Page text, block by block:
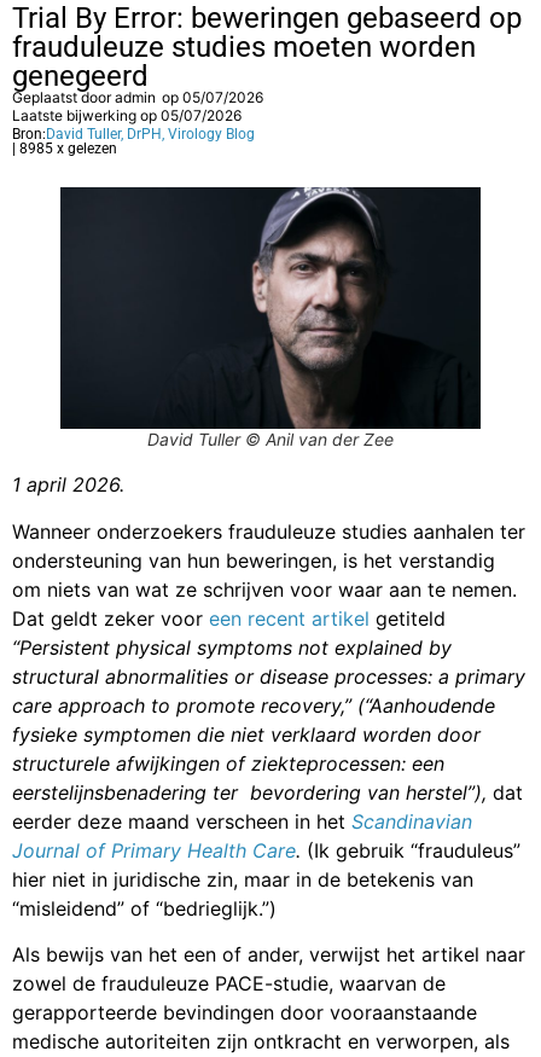
Trial By Error: beweringen gebaseerd op
frauduleuze studies moeten worden
genegeerd
Geplaatst dooradmin op 05/07/2026
Laatste bijwerking op 05/07/2026
Bron: David Tuller, DrPH, Virology Blog
| 8985 x gelezen
David Tuller © Anil van der Zee
1 april 2026.
Wanneer onderzoekers frauduleuze studies aanhalen ter
ondersteuning van hun beweringen, is het verstandig
om niets van wat ze schrijven voor waar aan te nemen.
Dat geldt zeker voor een recent artikel getiteld
“Persistent physical symptoms not explained by
structural abnormalities or disease processes: a primary
care approach to promote recovery,” (“Aanhoudende
fysieke symptomen die niet verklaard worden door
structurele afwijkingen of ziekteprocessen: een
eerstelijnsbenadering ter bevordering van herstel”), dat
eerder deze maand verscheen in het Scandinavian
Journal of Primary Health Care. (Ik gebruik “frauduleus”
hier niet in juridische zin, maar in de betekenis van
“misleidend” of “bedrieglijk.”)
Als bewijs van het een of ander, verwijst het artikel naar
zowel de frauduleuze PACE-studie, waarvan de
gerapporteerde bevindingen door vooraanstaande
medische autoriteiten zijn ontkracht en verworpen, als